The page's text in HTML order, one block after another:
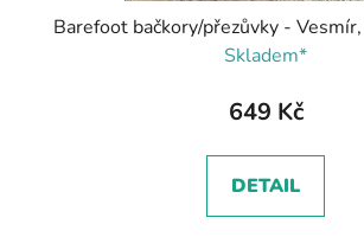
Barefoot bačkory/přezůvky -
Skladem*
649 Kč
DETAIL